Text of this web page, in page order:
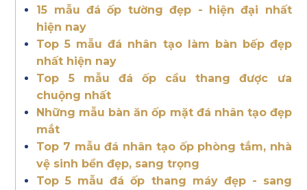
15 mẫu đá ốp tường đẹp - hiện đại nhất
hiện nay
Top 5 mẫu đá nhân tạo làm bàn bếp đẹp
nhất hiện nay
Top 5 mẫu đá ốp cầu thang được ưa
chuộng nhất
Những mẫu bàn ăn ốp mặt đá nhân tạo đẹp
mắt
Top 7 mẫu đá nhân tạo ốp phòng tắm, nhà
vệ sinh bền đẹp, sang trọng
Top 5 mẫu đá ốp thang máy đẹp - sang